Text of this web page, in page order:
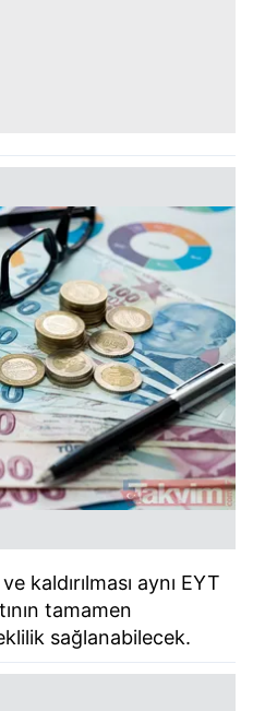
kaldırılması aynı EYT
tamamen
sağlanabilecek.